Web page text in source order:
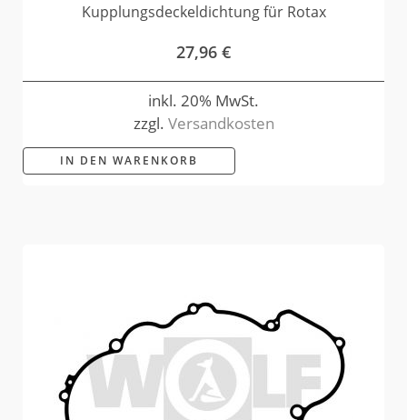
Kupplungsdeckeldichtung für Rotax
27,96 €
inkl. 20% MwSt.
zzgl. Versandkosten
IN DEN WARENKORB